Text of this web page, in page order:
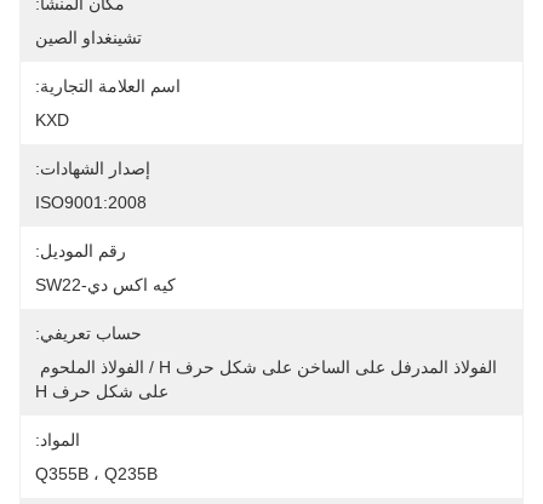
تشينغداو الصين
اسم العلامة التجارية:
KXD
إصدار الشهادات:
ISO9001:2008
رقم الموديل:
كيه اكس دي-SW22
حساب تعريفي:
على شكل حرف H
المواد:
Q355B ، Q235B